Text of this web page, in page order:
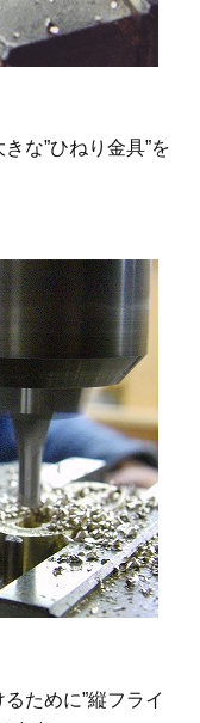
な”ひねり金具”を
ために”縦フライ